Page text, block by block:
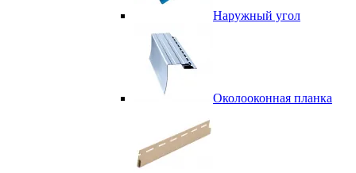
Наружный угол
Околооконная планка